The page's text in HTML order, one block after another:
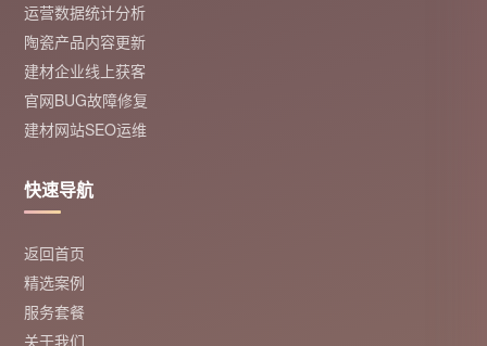
运营数据统计分析
陶瓷产品内容更新
建材企业线上获客
官网BUG故障修复
建材网站SEO运维
快速导航
返回首页
精选案例
服务套餐
关于我们